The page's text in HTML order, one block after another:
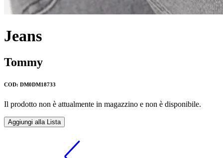
Jeans
Tommy
COD: DM0DM18733
Il prodotto non è attualmente in magazzino e non è disponibile.
Aggiungi alla Lista